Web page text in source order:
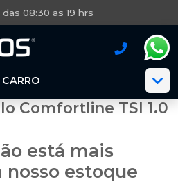
08:30 as 19 hrs
Comfortline TSI 1.0
está mais
estoque